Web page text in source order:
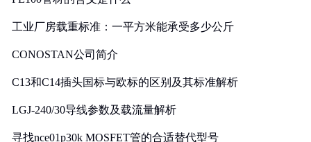
工业厂房载重标准：一平方米能承受多少公斤
CONOSTAN公司简介
C13和C14插头国标与欧标的区别及其标准解析
LGJ-240/30导线参数及载流量解析
寻找nce01p30k MOSFET管的合适替代型号